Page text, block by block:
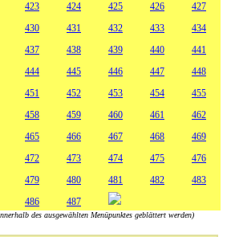
423 424 425 426
427
430 431 432 433
434
437 438 439 440
441
444 445 446 447
448
451 452 453 454
455
458 459 460 461
462
465 466 467 468
469
472 473 474 475
476
479 480 481 482
483
486 487
des ausgewählten Menüpunktes geblättert werden)